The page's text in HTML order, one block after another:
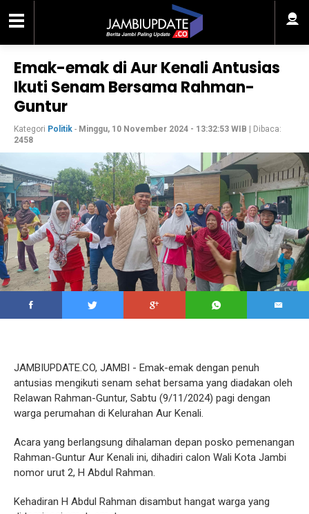
Emak-emak di Aur Kenali Antusias
Ikuti Senam Bersama Rahman-
Guntur
Kategori Politik - Minggu, 10 November 2024 - 13:32:53 WIB | Dibaca:
2458
JAMBIUPDATE.CO, JAMBI - Emak-emak dengan penuh
antusias mengikuti senam sehat bersama yang diadakan oleh
Relawan Rahman-Guntur, Sabtu (9/11/2024) pagi dengan
warga perumahan di Kelurahan Aur Kenali.
Acara yang berlangsung dihalaman depan posko pemenangan
Rahman-Guntur Aur Kenali ini, dihadiri calon Wali Kota Jambi
nomor urut 2, H Abdul Rahman.
Kehadiran H Abdul Rahman disambut hangat warga yang